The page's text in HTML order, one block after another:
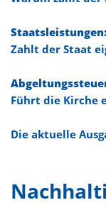
Staatsleistungen:
Zahlt der Staat
Führt die Kirche
Die aktuelle